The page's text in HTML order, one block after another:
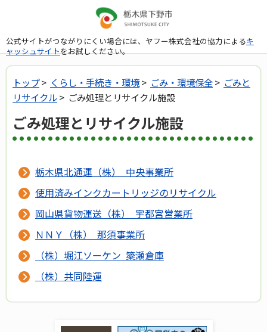
公式サイトがつながりにくい場合には、ヤフー株式会社の協力によるキ
ャッシュサイトをお試しください。
トップ> くらし・手続き・環境> ごみ・環境保全> ごみと
リサイクル> ごみ処理とリサイクル施設
ごみ処理とリサイクル施設
栃木県北通運（株） 中央事業所
使用済みインクカートリッジのリサイクル
岡山県貨物運送（株） 宇都宮営業所
ＮＮＹ（株） 那須事業所
（株）堀江ソーケン 簗瀬倉庫
（株）共同陸運